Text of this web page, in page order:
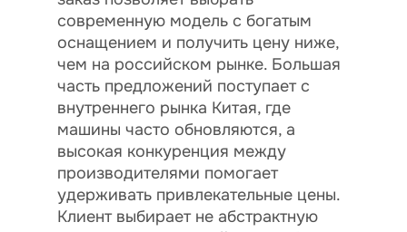
современную модель с богатым
оснащением и получить цену ниже,
чем на российском рынке. Большая
часть предложений поступает с
внутреннего рынка Китая, где
машины часто обновляются, а
высокая конкуренция между
производителями помогает
удерживать привлекательные цены.
Клиент выбирает не абстрактную